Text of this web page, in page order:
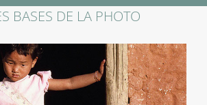
BASES DE LA PHOTO